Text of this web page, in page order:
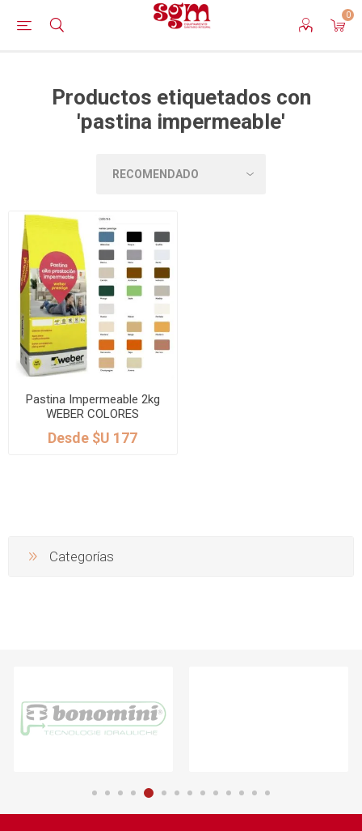
0
Productos etiquetados con
'pastina impermeable'
Pastina Impermeable 2kg
WEBER COLORES
DISPONIBLES
Desde $U 177
Categorías